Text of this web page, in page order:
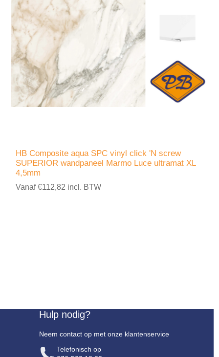
HB Composite aqua SPC vinyl click 'N screw
SUPERIOR wandpaneel Marmo Luce ultramat XL
4,5mm
Vanaf €112,82 incl. BTW
Hulp nodig?
Neem contact op met onze klantenservice
Telefonisch op